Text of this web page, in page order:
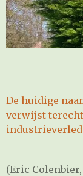
De huidige
verwijst
(Eric